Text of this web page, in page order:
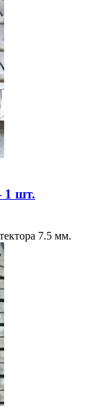
1 шт.
7.5 мм.